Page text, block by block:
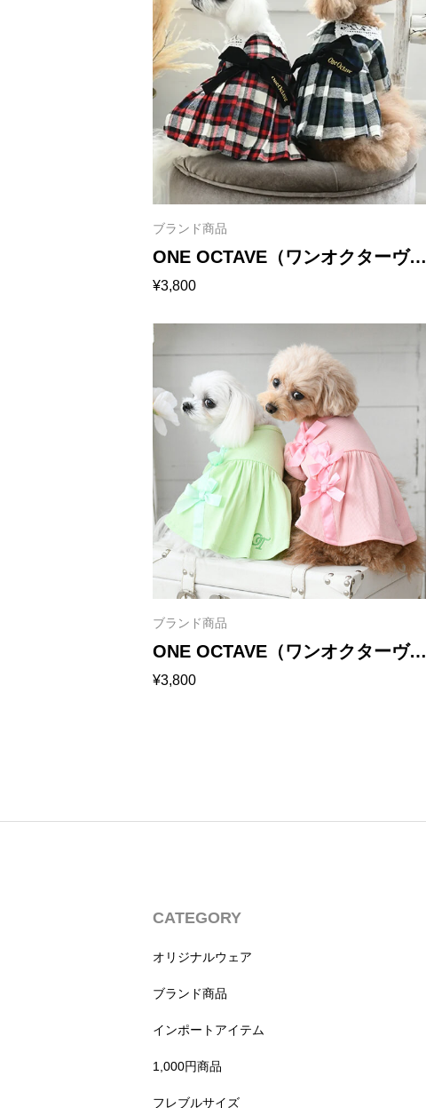
ブランド商品
ONE OCTAVE（ワンオクターヴ）
レース襟ワンピ
¥3,800
ブランド商品
ONE OCTAVE（ワンオクターヴ）
リボンワンピ
¥3,800
CATEGORY
オリジナルウェア
ブランド商品
インポートアイテム
1,000円商品
フレブルサイズ